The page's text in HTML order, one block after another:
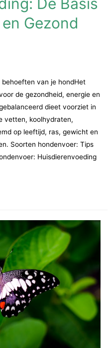
Gezond
van je hondHet
de gezondheid, energie en
dieet voorziet in
vetten, koolhydraten,
op leeftijd, ras, gewicht en
Soorten hondenvoer: Tips
Huisdierenvoeding